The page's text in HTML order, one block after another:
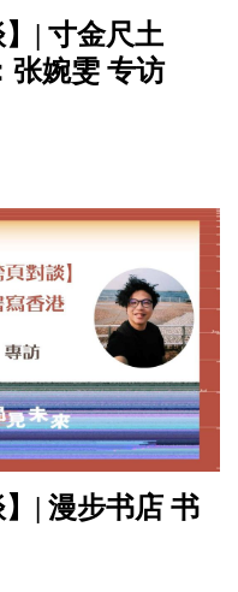
】| 寸金尺土
张婉雯 专访
】| 漫步书店 书